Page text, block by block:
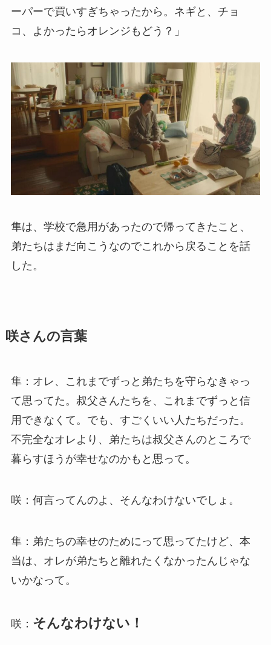
ーパーで買いすぎちゃったから。ネギと、チョ
コ、よかったらオレンジもどう？」
隼は、学校で急用があったので帰ってきたこと、
弟たちはまだ向こうなのでこれから戻ることを話
した。
咲さんの言葉
隼：オレ、これまでずっと弟たちを守らなきゃっ
て思ってた。叔父さんたちを、これまでずっと信
用できなくて。でも、すごくいい人たちだった。
不完全なオレより、弟たちは叔父さんのところで
暮らすほうが幸せなのかもと思って。
咲：何言ってんのよ、そんなわけないでしょ。
隼：弟たちの幸せのためにって思ってたけど、本
当は、オレが弟たちと離れたくなかったんじゃな
いかなって。
咲： そんなわけない！